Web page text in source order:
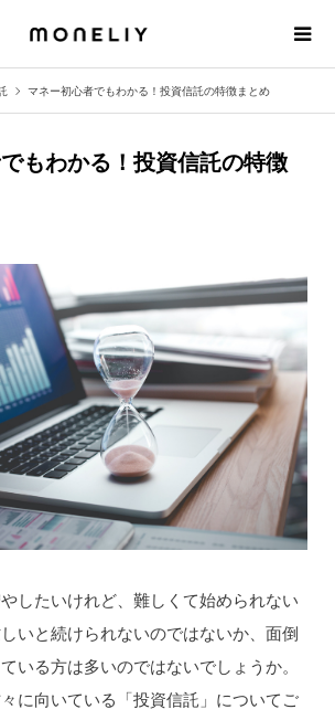
マネー初心者でもわかる！投資信託の特徴まとめ
もわかる！投資信託の特徴
したいけれど、難しくて始められない
いと続けられないのではないか、面倒
いる方は多いのではないでしょうか。
に向いている「投資信託」についてご